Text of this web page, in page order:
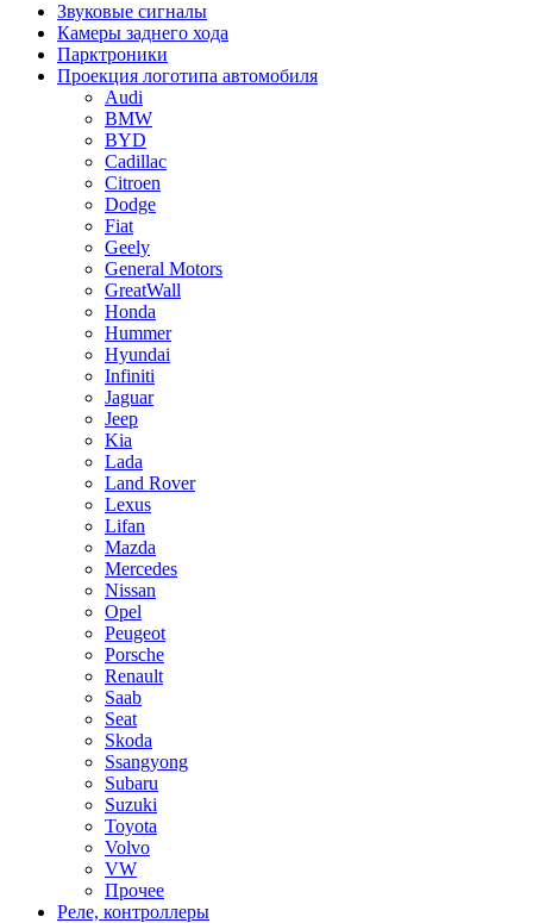
Звуковые сигналы
Камеры заднего хода
Парктроники
Проекция логотипа автомобиля
Audi
BMW
BYD
Cadillac
Citroen
Dodge
Fiat
Geely
General Motors
GreatWall
Honda
Hummer
Hyundai
Infiniti
Jaguar
Jeep
Kia
Lada
Land Rover
Lexus
Lifan
Mazda
Mercedes
Nissan
Opel
Peugeot
Porsche
Renault
Saab
Seat
Skoda
Ssangyong
Subaru
Suzuki
Toyota
Volvo
VW
Прочее
Реле, контроллеры